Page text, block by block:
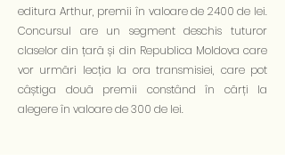
editura Arthur, premii în valoare de 2400 de lei.
Concursul are un segment deschis tuturor
claselor din țară și din Republica Moldova care
vor urmări lecția la ora transmisiei, care pot
câștiga două premii constând în cărți la
alegere în valoare de 300 de lei.